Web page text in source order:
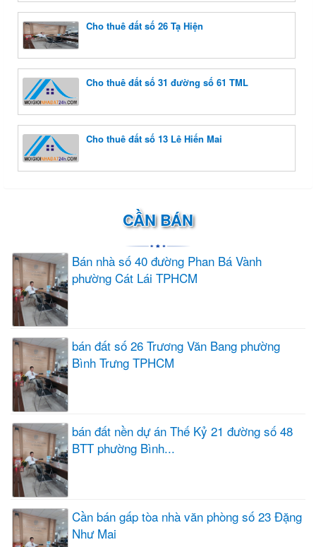
Cho thuê đất số 26 Tạ Hiện
Cho thuê đất số 31 đường số 61 TML
Cho thuê đất số 13 Lê Hiến Mai
CẦN BÁN
Bán nhà số 40 đường Phan Bá Vành
phường Cát Lái TPHCM
bán đất số 26 Trương Văn Bang phường
Bình Trưng TPHCM
bán đất nền dự án Thế Kỷ 21 đường số 48
BTT phường Bình...
Cần bán gấp tòa nhà văn phòng số 23 Đặng
Như Mai